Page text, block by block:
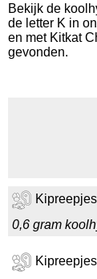
Bekijk de
de letter K in
en met Kitkat
gevonden.
0,6 gram